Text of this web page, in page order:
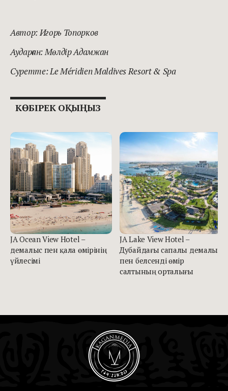
Автор: Игорь Топорков
Аударған: Мөлдір Адамжан
Суретте:Le Méridien Maldives Resort & Spa
КӨБІРЕК ОҚЫҢЫЗ
JA Ocean View Hotel –
демалыс пен қала өмірінің
үйлесімі
JA Lake View Hotel –
Дубайдағы сапалы демалыс
пен белсенді өмір
салтының орталығы